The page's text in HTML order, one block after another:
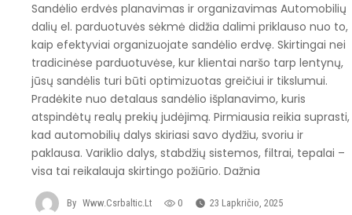
Sandėlio erdvės planavimas ir organizavimas Automobilių
dalių el. parduotuvės sėkmė didžia dalimi priklauso nuo to,
kaip efektyviai organizuojate sandėlio erdvę. Skirtingai nei
tradicinėse parduotuvėse, kur klientai naršo tarp lentynų,
jūsų sandėlis turi būti optimizuotas greičiui ir tikslumui.
Pradėkite nuo detalaus sandėlio išplanavimo, kuris
atspindėtų realų prekių judėjimą. Pirmiausia reikia suprasti,
kad automobilių dalys skiriasi savo dydžiu, svoriu ir
paklausa. Variklio dalys, stabdžių sistemos, filtrai, tepalai –
visa tai reikalauja skirtingo požiūrio. Dažnia
By Www.csrbaltic.lt 0 23 Lapkričio, 2025